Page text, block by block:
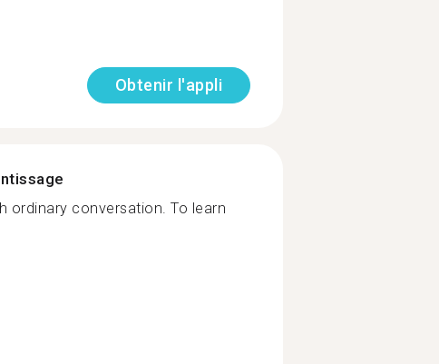
Obtenir l'appli
ordinary conversation. To learn